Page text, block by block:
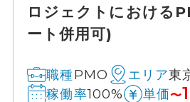
法人の方はこちら
ロジェクトにおける
ート併用可)
職種PMO エリア東
稼働率100% 単価〜